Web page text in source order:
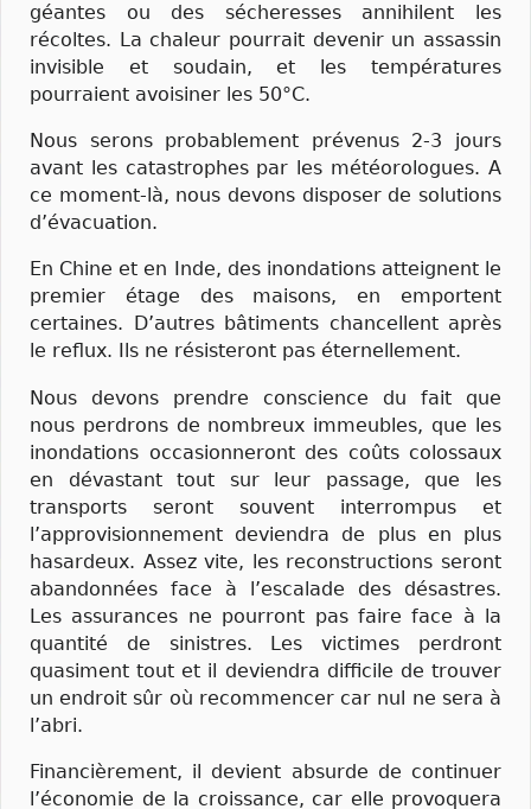
géantes ou des sécheresses annihilent les
récoltes. La chaleur pourrait devenir un assassin
invisible et soudain, et les températures
pourraient avoisiner les 50°C.
Nous serons probablement prévenus 2-3 jours
avant les catastrophes par les météorologues. A
ce moment-là, nous devons disposer de solutions
d’évacuation.
En Chine et en Inde, des inondations atteignent le
premier étage des maisons, en emportent
certaines. D’autres bâtiments chancellent après
le reflux. Ils ne résisteront pas éternellement.
Nous devons prendre conscience du fait que
nous perdrons de nombreux immeubles, que les
inondations occasionneront des coûts colossaux
en dévastant tout sur leur passage, que les
transports seront souvent interrompus et
l’approvisionnement deviendra de plus en plus
hasardeux. Assez vite, les reconstructions seront
abandonnées face à l’escalade des désastres.
Les assurances ne pourront pas faire face à la
quantité de sinistres. Les victimes perdront
quasiment tout et il deviendra difficile de trouver
un endroit sûr où recommencer car nul ne sera à
l’abri.
Financièrement, il devient absurde de continuer
l’économie de la croissance, car elle provoquera